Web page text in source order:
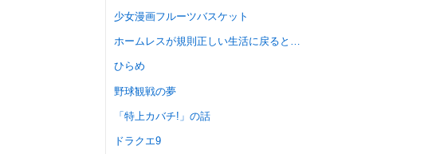
少女漫画フルーツバスケット
ホームレスが規則正しい生活に戻ると…
ひらめ
野球観戦の夢
「特上カバチ!」の話
ドラクエ9